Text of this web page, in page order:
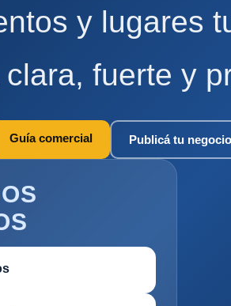
y lugares
fuerte y
Guía comercial Publicá tu negocio